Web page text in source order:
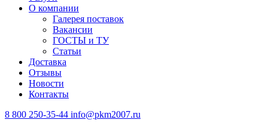
О компании
Галерея поставок
Вакансии
ГОСТЫ и ТУ
Статьи
Доставка
Отзывы
Новости
Контакты
8 800 250-35-44 info@pkm2007.ru